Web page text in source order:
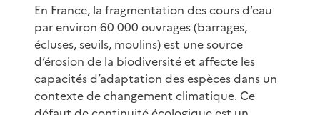
En France, la fragmentation des cours d’eau
par environ 60 000 ouvrages (barrages,
écluses, seuils, moulins) est une source
d’érosion de la biodiversité et affecte les
capacités d’adaptation des espèces dans un
contexte de changement climatique. Ce